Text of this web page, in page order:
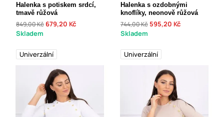
Halenka s potiskem srdcí,
tmavě růžová
849,00 Kč 679,20 Kč
Skladem
Univerzální
Halenka s ozdobnými
knoflíky, neonově růžová
744,00 Kč 595,20 Kč
Skladem
Univerzální